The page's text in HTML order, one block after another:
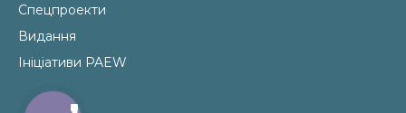
Спецпроекти
Видання
Ініціативи PAEW